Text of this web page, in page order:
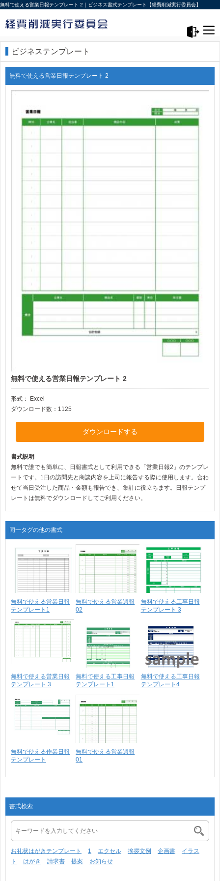
無料で使える営業日報テンプレート 2｜ビジネス書式テンプレート【経費削減実行委員会】
ビジネステンプレート
無料で使える営業日報テンプレート 2
無料で使える営業日報テンプレート 2
形式：
Excel
ダウンロード数：1125
ダウンロードする
書式説明
無料で誰でも簡単に、日報書式として利用できる「営業日報2」のテンプレ
ートです。1日の訪問先と商談内容を上司に報告する際に使用します。合わ
せて当日受注した商品・金額も報告でき、集計に役立ちます。日報テンプ
レートは無料でダウンロードしてご利用ください。
同一タグの他の書式
無料で使える営業日報
テンプレート1
無料で使える営業週報
02
無料で使える工事日報
テンプレート 3
無料で使える営業日報
テンプレート 3
無料で使える工事日報
テンプレート1
無料で使える工事日報
テンプレート4
無料で使える作業日報
テンプレート
無料で使える営業週報
01
書式検索
お礼状はがきテンプレート 1 エクセル 挨拶文例 企画書
イラス
ト
はがき 請求書 提案 お知らせ